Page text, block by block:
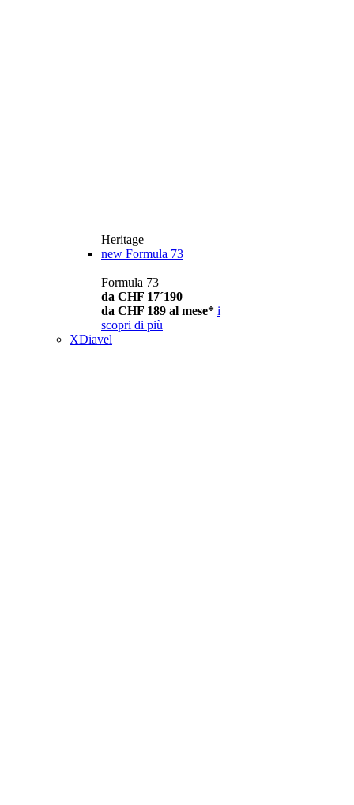
Heritage
new Formula 73
Formula 73
da CHF 17´190
da CHF 189 al mese* i
scopri di più
XDiavel